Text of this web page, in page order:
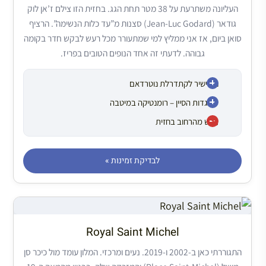
נוף ישיר לקתדרלת נוטרדאם
על גדות הסיין – רומנטיקה במיטבה
רעש מהרחוב בחזית
העליונה משתרעת על 38 מטר תחת הגג. בחזית הזו צילם ז’אן לוק
גודאר (Jean-Luc Godard) סצנות מ”עד כלות הנשימה”. הרציף
סואן ביום, אז אני ממליץ למי שמתעורר מכל רעש לבקש חדר בקומה
גבוהה. לדעתי זה אחד הנופים הטובים בפריז.
לבדיקת זמינות »
Royal Saint Michel
התגוררתי כאן ב-2002 ו-2019. נעים ומרכזי. המלון עומד מול כיכר סן